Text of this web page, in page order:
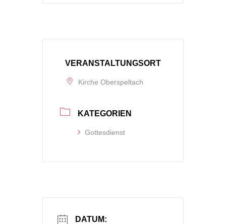
VERANSTALTUNGSORT
Kirche Oberspeltach
KATEGORIEN
Gottesdienst
DATUM: